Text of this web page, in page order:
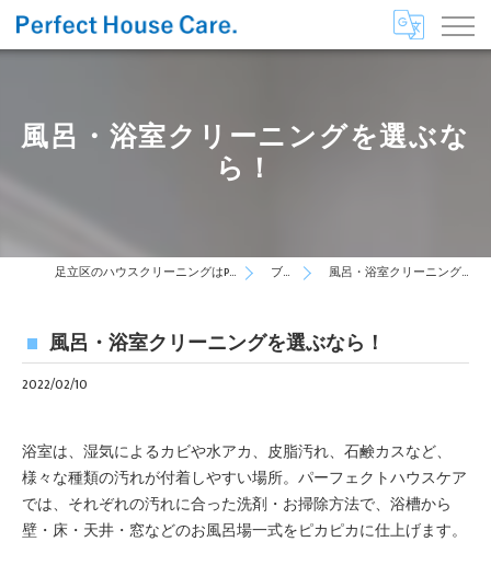
風呂・浴室クリーニングを選ぶな
ら！
足立区のハウスクリーニングはPerfect House Care ブログ 風呂・浴室クリーニングを選ぶなら！
風呂・浴室クリーニングを選ぶなら！
2022/02/10
浴室は、湿気によるカビや水アカ、皮脂汚れ、石鹸カスなど、
様々な種類の汚れが付着しやすい場所。パーフェクトハウスケア
では、それぞれの汚れに合った洗剤・お掃除方法で、浴槽から
壁・床・天井・窓などのお風呂場一式をピカピカに仕上げます。